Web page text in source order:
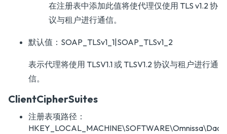
在注册表中添加此值将使代理仅使用 TLS v1.2 协
议与租户进行通信。
默认值：SOAP_TLSv1_1|SOAP_TLSv1_2
表示代理将使用 TLSV1.1 或 TLSV1.2 协议与租户进行通
信。
ClientCipherSuites
注册表项路径：
HKEY_LOCAL_MACHINE\SOFTWARE\Omnissa\DaaS